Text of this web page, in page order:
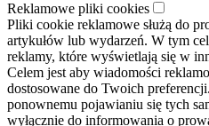
Reklamowe pliki cookies
Pliki cookie reklamowe służą do
artykułów lub wydarzeń. W tym
reklamy, które wyświetlają się w
Celem jest aby wiadomości
dostosowane do Twoich
ponownemu pojawianiu się tych
wyłącznie do informowania o